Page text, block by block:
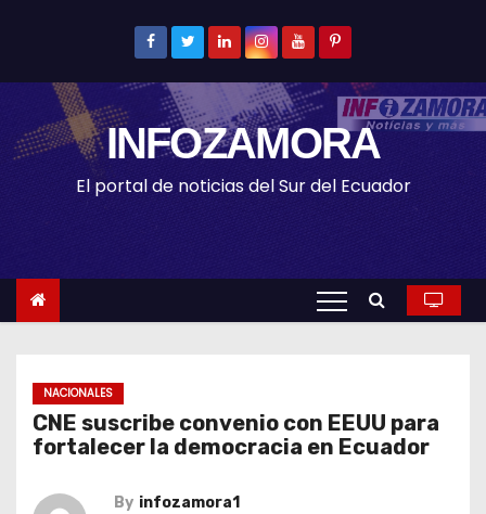
t
e
INFOZAMORA
El portal de noticias del Sur del Ecuador
NACIONALES
CNE suscribe convenio con EEUU para
fortalecer la democracia en Ecuador
By infozamora1